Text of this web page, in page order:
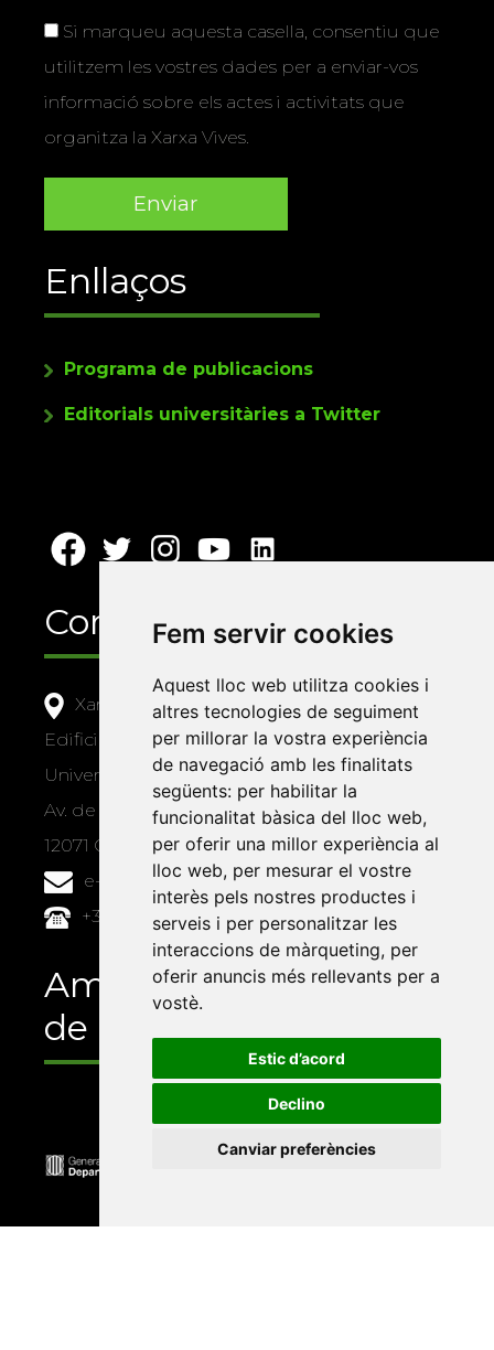
Fem servir cookies
Aquest lloc web utilitza cookies i
altres tecnologies de seguiment
per millorar la vostra experiència
de navegació amb les finalitats
següents: per habilitar la
funcionalitat bàsica del lloc web,
per oferir una millor experiència al
lloc web, per mesurar el vostre
interès pels nostres productes i
serveis i per personalitzar les
interaccions de màrqueting, per
oferir anuncis més rellevants per a
vostè.
Estic d’acord
Declino
Canviar preferències
Si marqueu aquesta casella, consentiu que
utilitzem les vostres dades per a enviar-vos
informació sobre els actes i activitats que
organitza la Xarxa Vives.
Enllaços
Programa de publicacions
Editorials universitàries a Twitter
Contacte
Xarxa Vives d'Universitats
Edifici Àgora
Universitat Jaume I, local 10
Av. de Vicent Sos Baynat, s/n
12071 Castelló de la Plana
e-buc@vives.org
+34 964 72 89 93
Amb el suport
de